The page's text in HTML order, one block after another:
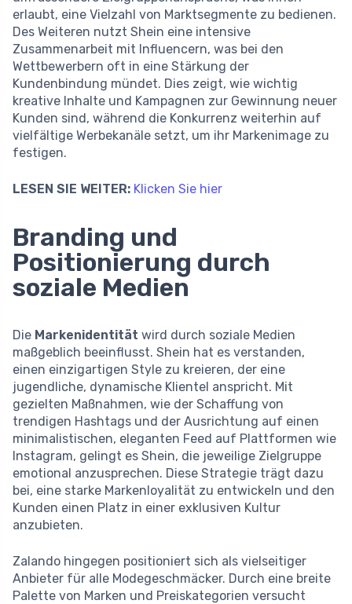
erlaubt, eine Vielzahl von Marktsegmente zu bedienen.
Des Weiteren nutzt Shein eine intensive
Zusammenarbeit mit Influencern, was bei den
Wettbewerbern oft in eine Stärkung der
Kundenbindung mündet. Dies zeigt, wie wichtig
kreative Inhalte und Kampagnen zur Gewinnung neuer
Kunden sind, während die Konkurrenz weiterhin auf
vielfältige Werbekanäle setzt, um ihr Markenimage zu
festigen.
LESEN SIE WEITER: Klicken Sie hier
Branding und
Positionierung durch
soziale Medien
Die Markenidentität wird durch soziale Medien
maßgeblich beeinflusst. Shein hat es verstanden,
einen einzigartigen Style zu kreieren, der eine
jugendliche, dynamische Klientel anspricht. Mit
gezielten Maßnahmen, wie der Schaffung von
trendigen Hashtags und der Ausrichtung auf einen
minimalistischen, eleganten Feed auf Plattformen wie
Instagram, gelingt es Shein, die jeweilige Zielgruppe
emotional anzusprechen. Diese Strategie trägt dazu
bei, eine starke Markenloyalität zu entwickeln und den
Kunden einen Platz in einer exklusiven Kultur
anzubieten.
Zalando hingegen positioniert sich als vielseitiger
Anbieter für alle Modegeschmäcker. Durch eine breite
Palette von Marken und Preiskategorien versucht